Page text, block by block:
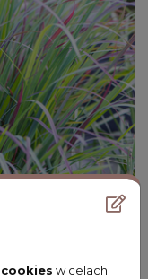
cookies w celach